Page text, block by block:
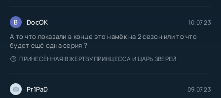
DocOK 10.07.23
А то что показали в конце это намёк на 2 сезон или то что
будет ещё одна серия ?
ПРИНЕСЁННАЯ В ЖЕРТВУ ПРИНЦЕССА И ЦАРЬ ЗВЕРЕЙ
Pr1PaD 09.07.23